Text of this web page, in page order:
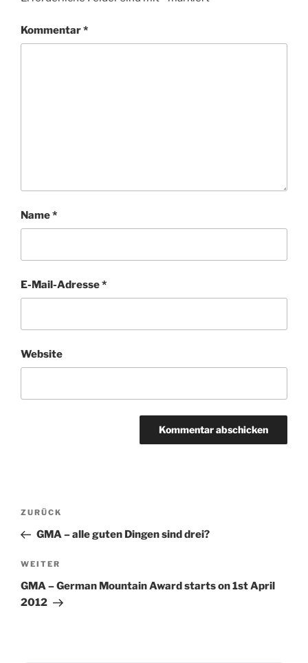
Kommentar*
Name*
E-Mail-Adresse*
Website
Beitragsnavigation
Vorheriger
Beitrag
ZURÜCK
GMA – alle guten Dingen sind drei?
Nächster
Beitrag
WEITER
GMA – German Mountain Award starts on 1st April
2012